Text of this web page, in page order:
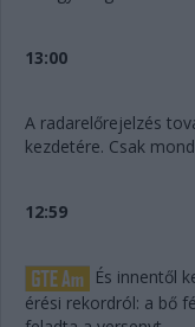
13:00
A radarelőrejelzés
kezdetére. Csak
12:59
És innentől
érési rekordról: a bő